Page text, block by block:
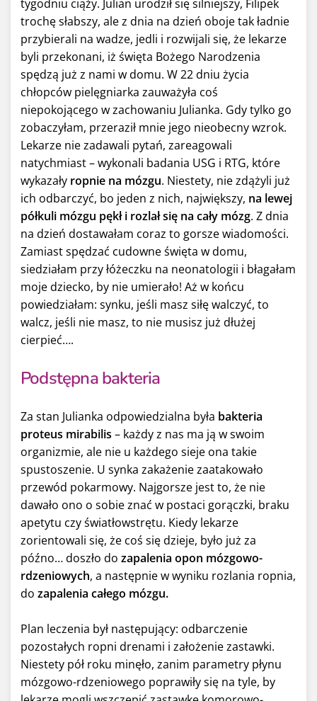
tygodniu ciąży. Julian urodził się silniejszy, Filipek
trochę słabszy, ale z dnia na dzień oboje tak ładnie
przybierali na wadze, jedli i rozwijali się, że lekarze
byli przekonani, iż święta Bożego Narodzenia
spędzą już z nami w domu. W 22 dniu życia
chłopców pielęgniarka zauważyła coś
niepokojącego w zachowaniu Julianka. Gdy tylko go
zobaczyłam, przeraził mnie jego nieobecny wzrok.
Lekarze nie zadawali pytań, zareagowali
natychmiast – wykonali badania USG i RTG, które
wykazały ropnie na mózgu. Niestety, nie zdążyli już
ich odbarczyć, bo jeden z nich, największy, na lewej
półkuli mózgu pękł i rozlał się na cały mózg. Z dnia
na dzień dostawałam coraz to gorsze wiadomości.
Zamiast spędzać cudowne święta w domu,
siedziałam przy łóżeczku na neonatologii i błagałam
moje dziecko, by nie umierało! Aż w końcu
powiedziałam: synku, jeśli masz siłę walczyć, to
walcz, jeśli nie masz, to nie musisz już dłużej
cierpieć….
Podstępna bakteria
Za stan Julianka odpowiedzialna była bakteria
proteus mirabilis – każdy z nas ma ją w swoim
organizmie, ale nie u każdego sieje ona takie
spustoszenie. U synka zakażenie zaatakowało
przewód pokarmowy. Najgorsze jest to, że nie
dawało ono o sobie znać w postaci gorączki, braku
apetytu czy światłowstrętu. Kiedy lekarze
zorientowali się, że coś się dzieje, było już za
późno… doszło do zapalenia opon mózgowo-
rdzeniowych, a następnie w wyniku rozlania ropnia,
do zapalenia całego mózgu.
Plan leczenia był następujący: odbarczenie
pozostałych ropni drenami i założenie zastawki.
Niestety pół roku minęło, zanim parametry płynu
mózgowo-rdzeniowego poprawiły się na tyle, by